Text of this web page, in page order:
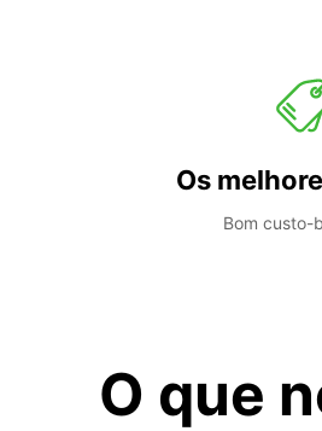
Os
Bom custo-
O que